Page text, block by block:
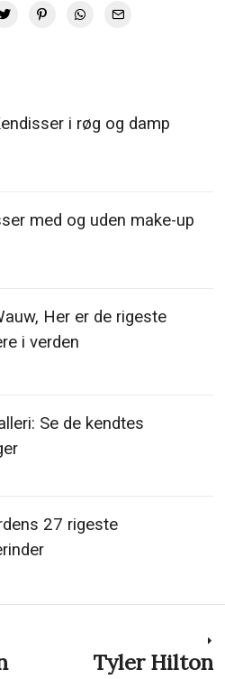
i røg og damp
med og uden make-up
Her er de rigeste
i verden
Se de kendtes
27 rigeste
Tyler Hilton